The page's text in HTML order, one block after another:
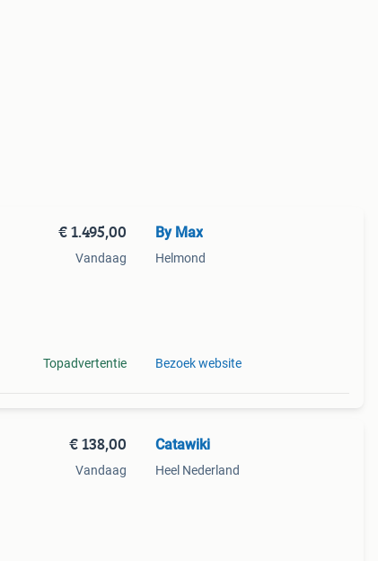
€ 1.495,00
Vandaag
Topadvertentie
By Max
Helmond
Bezoek website
€ 138,00
Vandaag
Catawiki
Heel Nederland